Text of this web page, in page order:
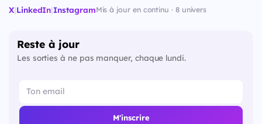
X|LinkedIn|InstagramMis à jour en continu · 8 univers
Reste à jour
Les sorties à ne pas manquer, chaque lundi.
M'inscrire